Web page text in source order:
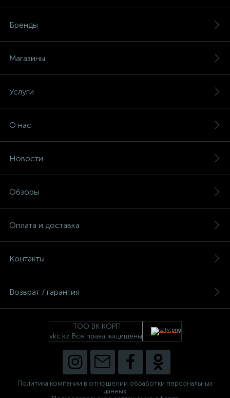
Бренды
Магазины
Услуги
О нас
Новости
Обзоры
Оплата и доставка
Контакты
Возврат / гарантия
ТОО ВК КОРП
vkc.kz Все права защищены
Политика компании в отношении обработки персональных
данных